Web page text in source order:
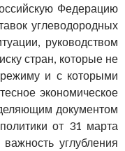
Федерацию
углеводородных
руководством
стран, которые не
и с которыми
экономическое
документом
от 31 марта
углубления